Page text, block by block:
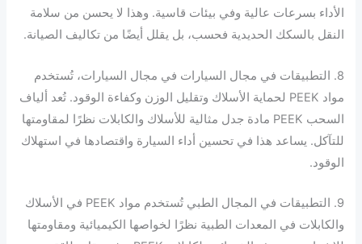
الأداء بسرعات عالية وفي بيئات قاسية. وهذا لا يحسن من سلامة
النقل بالسكك الحديدية فحسب، بل يقلل أيضًا من تكاليف الصيانة.
8. التطبيقات في مجال السيارات في مجال السيارات، تُستخدم
مواد PEEK لحماية الأسلاك وتقليل الوزن وكفاءة الوقود. تُعد ألياف
السحب PEEK مادة جدل مثالية للأسلاك والكابلات نظرًا لمقاومتها
للتآكل. يساعد هذا في تحسين أداء السيارة واقتصادها في استهلاك
الوقود.
9. التطبيقات في المجال الطبي تُستخدم مواد PEEK في الأسلاك
والكابلات في المعدات الطبية نظرًا لخواصها الكيميائية ومقاومتها